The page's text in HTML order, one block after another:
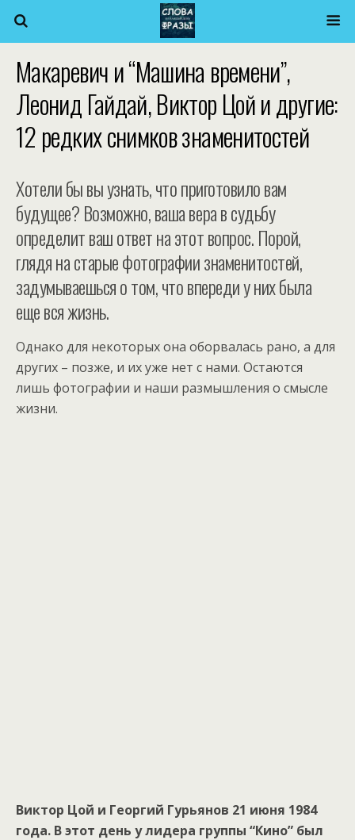
Макаревич и “Машина времени”,
Леонид Гайдай, Виктор Цой и другие:
12 редких снимков знаменитостей
Хотели бы вы узнать, что приготовило вам
будущее? Возможно, ваша вера в судьбу
определит ваш ответ на этот вопрос. Порой,
глядя на старые фотографии знаменитостей,
задумываешься о том, что впереди у них была
еще вся жизнь.
Однако для некоторых она оборвалась рано, а для
других – позже, и их уже нет с нами. Остаются
лишь фотографии и наши размышления о смысле
жизни.
Виктор Цой и Георгий Гурьянов 21 июня 1984
года. В этот день у лидера группы “Кино” был